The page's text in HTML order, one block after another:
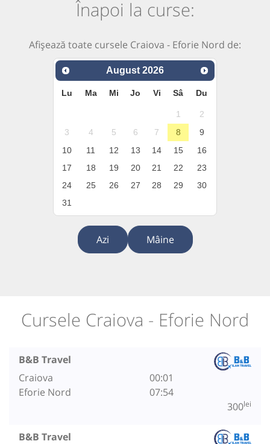
Înapoi la curse:
Afișează toate cursele Craiova - Eforie Nord de:
August 2026
Lu Ma Mi Jo Vi Sâ Du
1
2
3
4 5 6 7 8
9
10
11 12 13 14 15
16
17
18 19 20 21 22
23
24
25 26 27 28 29
30
31
Azi Mâine
Cursele Craiova - Eforie Nord
B&B Travel
Craiova
Eforie Nord
00:01
07:54
300lei
B&B Travel